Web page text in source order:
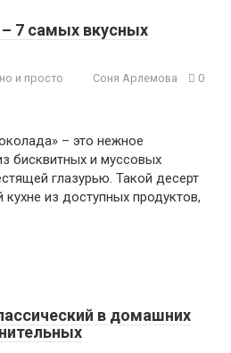
7 самых вкусных
и просто Соня Арлемова 0
– это нежное
бисквитных и муссовых
глазурью. Такой десерт
из доступных продуктов,
в домашних